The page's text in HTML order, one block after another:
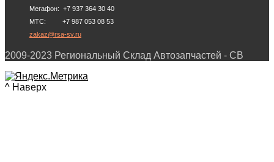
Мегафон: +7 937 364 30 40
МТС: +7 987 053 08 53
zakaz@rsa-sv.ru
2009-2023 Региональный Склад Автозапчастей - СВ
^ Наверх